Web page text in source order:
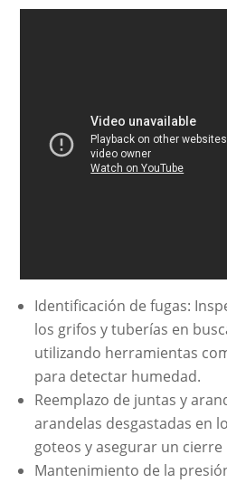
Identificación de fugas:
los grifos y tuberías en
utilizando herramientas
para detectar humedad.
Reemplazo de juntas y
arandelas desgastadas en
goteos y asegurar un
Mantenimiento de la